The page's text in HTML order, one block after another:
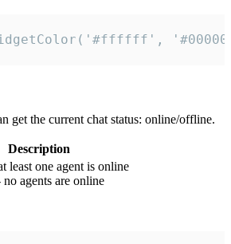
get the current chat status: online/offline.
Description
least one agent is online
no agents are online